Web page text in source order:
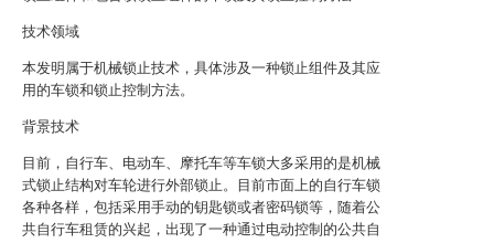
技术领域
本发明属于机械锁止技术，具体涉及一种锁止组件及其应
用的车锁和锁止控制方法。
背景技术
目前，自行车、电动车、摩托车等车锁大多采用的是机械
式锁止结构对车轮进行外部锁止。目前市面上的自行车锁
各种各样，包括采用手动的钥匙锁或者密码锁等，随着公
共自行车租赁的兴起，出现了一种通过电动控制的公共自